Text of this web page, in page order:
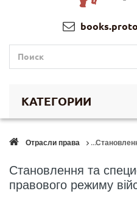
КАТЕГОРИИ
Отрасли права
Становлення та
правового режиму